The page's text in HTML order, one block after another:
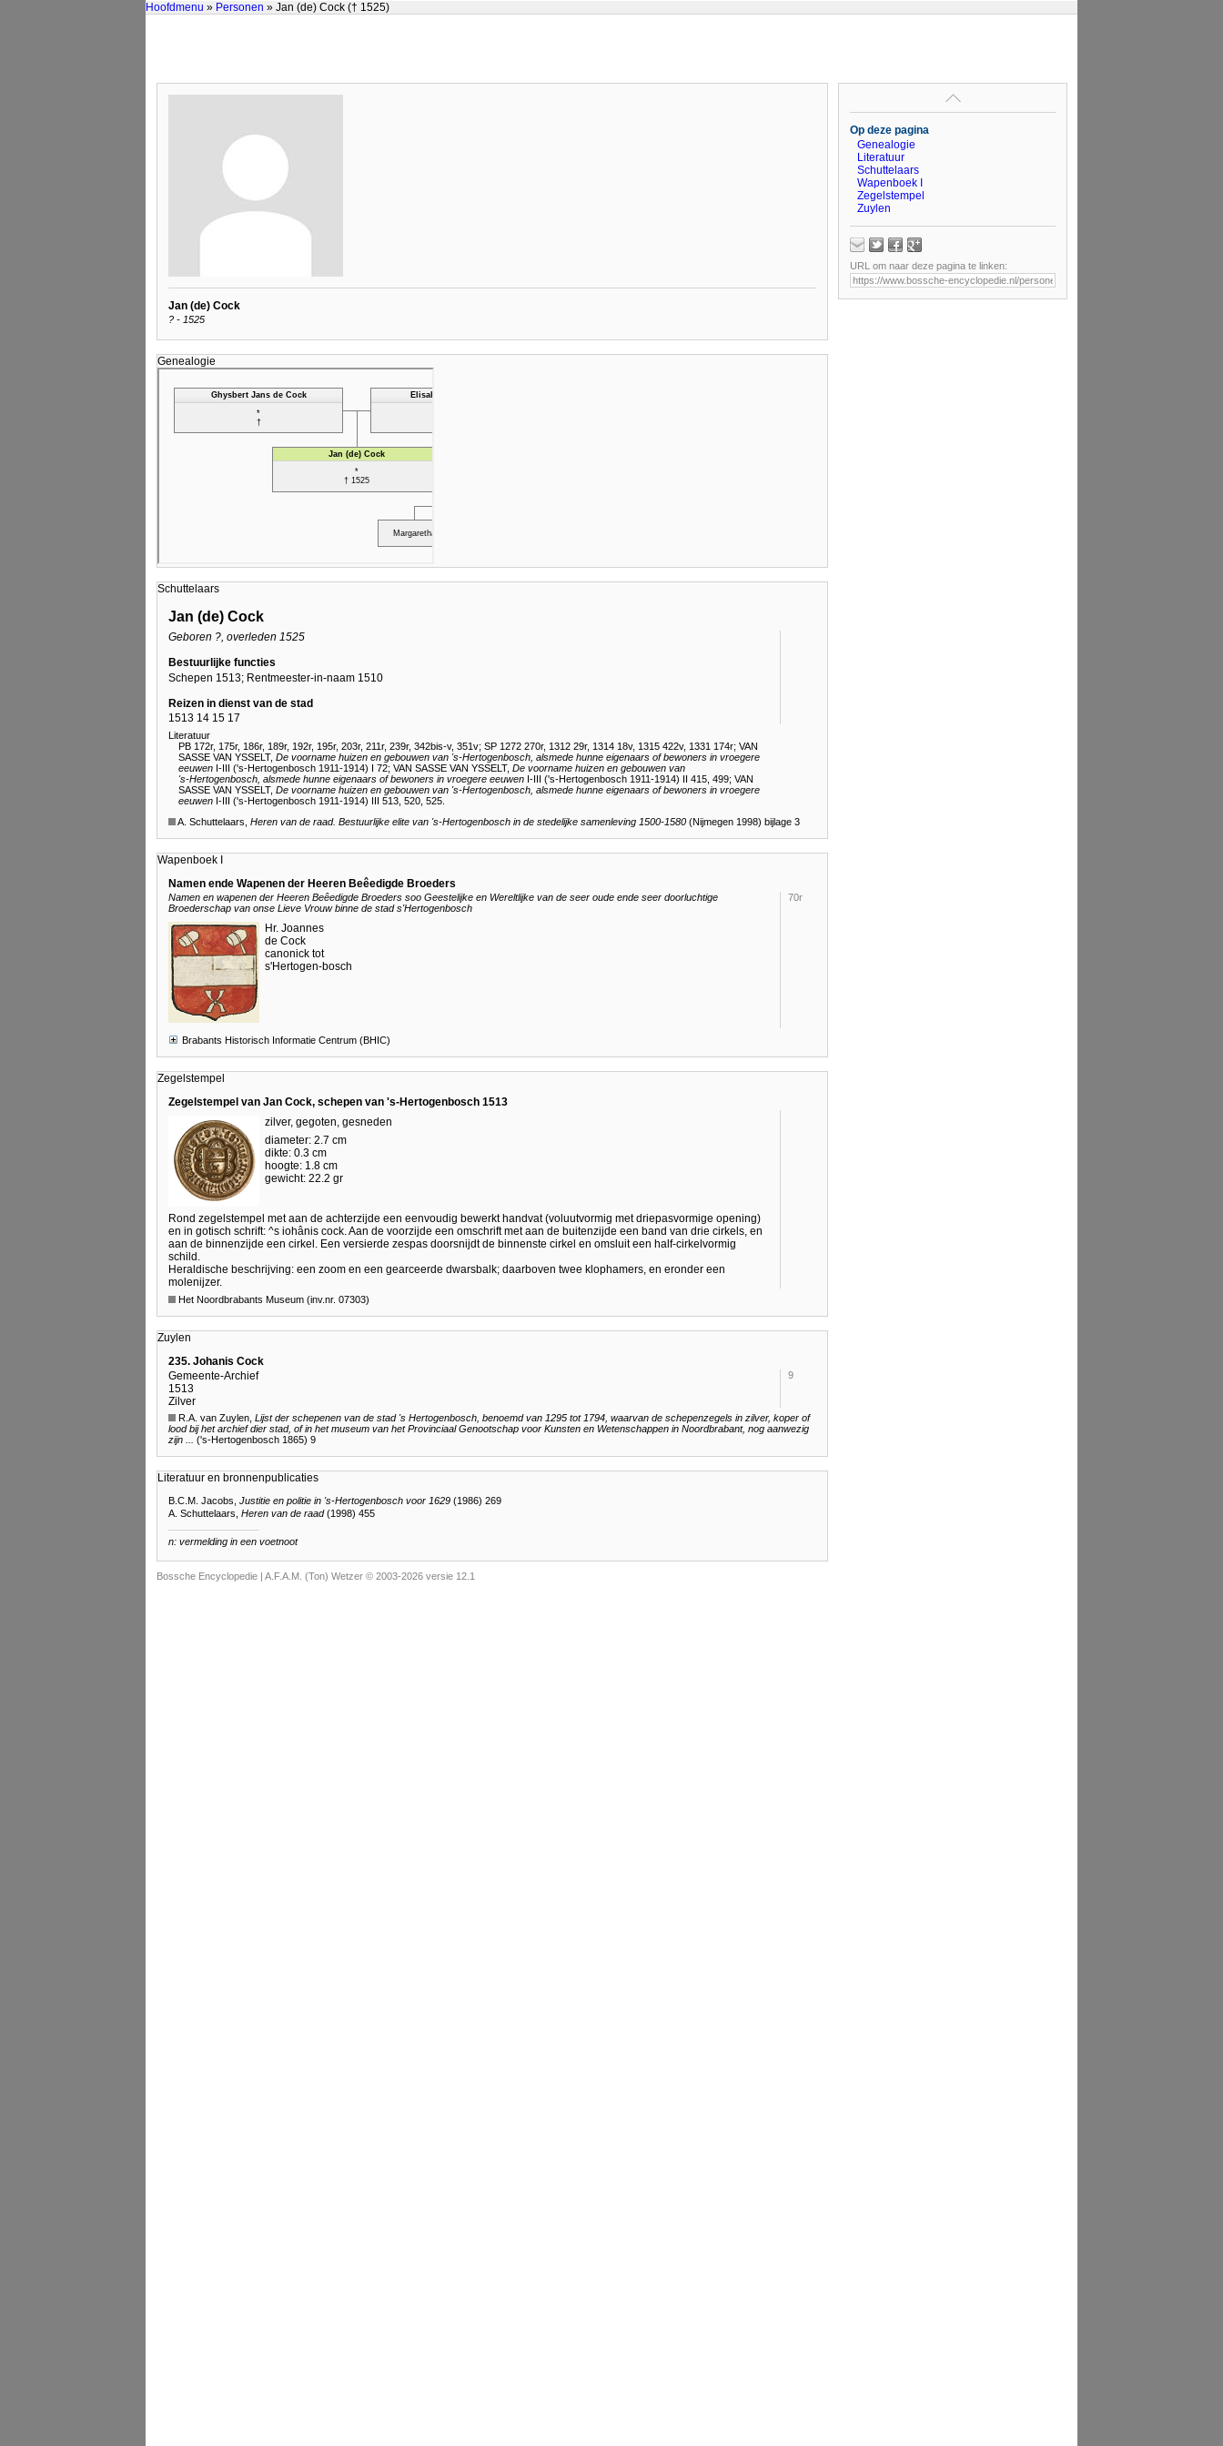
Hoofdmenu » Personen » Jan (de) Cock († 1525)
Jan (de) Cock
? - 1525
Genealogie
Schuttelaars
Jan (de) Cock
Geboren ?, overleden 1525
Bestuurlijke functies
Schepen 1513; Rentmeester-in-naam 1510
Reizen in dienst van de stad
1513 14 15 17
Literatuur
PB 172r, 175r, 186r, 189r, 192r, 195r, 203r, 211r, 239r, 342bis-v, 351v; SP 1272 270r, 1312 29r, 1314 18v, 1315 422v, 1331 174r; VAN
SASSE VAN YSSELT, De voorname huizen en gebouwen van 's-Hertogenbosch , alsmede hunne eigenaars of bewoners in vroegere
eeuwen I-III ('s-Hertogenbosch 1911-1914) I 72; VAN SASSE VAN YSSELT, De voorname huizen en gebouwen van
's-Hertogenbosch , alsmede hunne eigenaars of bewoners in vroegere eeuwen I-III ('s-Hertogenbosch 1911-1914) II 415, 499; VAN
SASSE VAN YSSELT, De voorname huizen en gebouwen van 's-Hertogenbosch , alsmede hunne eigenaars of bewoners in vroegere
eeuwen I-III ('s-Hertogenbosch 1911-1914) III 513, 520, 525
A. Schuttelaars, Heren van de raad. Bestuurlijke elite van 's-Hertogenbosch in de stedelijke samenleving 1500-1580 (Nijmegen 1998) bijlage 3
Wapenboek I
Namen ende Wapenen der Heeren Beêedigde Broeders
Namen en wapenen der Heeren Beêedigde Broeders soo Geestelijke en Wereltlijke van de seer oude ende seer doorluchtige
Broederschap van onse Lieve Vrouw binne de stad s'Hertogenbosch
Hr. Joannes
de Cock
canonick tot
s'Hertogen-bosch
70r
Brabants Historisch Informatie Centrum (BHIC)
Zegelstempel
Zegelstempel van Jan Cock, schepen van 's-Hertogenbosch 1513
zilver, gegoten, gesneden
diameter: 2.7 cm
dikte: 0.3 cm
hoogte: 1.8 cm
gewicht: 22.2 gr
Rond zegelstempel met aan de achterzijde een eenvoudig bewerkt handvat (voluutvormig met driepasvormige opening)
en in gotisch schrift: ^s iohânis cock. Aan de voorzijde een omschrift met aan de buitenzijde een band van drie cirkels, en
aan de binnenzijde een cirkel. Een versierde zespas doorsnijdt de binnenste cirkel en omsluit een half-cirkelvormig
schild.
Heraldische beschrijving: een zoom en een gearceerde dwarsbalk; daarboven twee klophamers, en eronder een
molenijzer.
Het Noordbrabants Museum (inv.nr. 07303)
Zuylen
235. Johanis Cock
Gemeente-Archief
1513
Zilver
9
R.A. van Zuylen, Lijst der schepenen van de stad 's Hertogenbosch, benoemd van 1295 tot 1794, waarvan de schepenzegels in zilver, koper of
lood bij het archief dier stad, of in het museum van het Provinciaal Genootschap voor Kunsten en Wetenschappen in Noordbrabant, nog aanwezig
zijn ... ('s-Hertogenbosch 1865) 9
Literatuur en bronnenpublicaties
B.C.M. Jacobs, Justitie en politie in 's-Hertogenbosch voor 1629 (1986) 269
A. Schuttelaars, Heren van de raad(1998) 455
n: vermelding in een voetnoot
Op deze pagina
Genealogie
Literatuur
Schuttelaars
Wapenboek I
Zegelstempel
Zuylen
URL om naar deze pagina te linken:
Bossche Encyclopedie | A.F.A.M. (Ton) Wetzer © 2003-2026 versie 12.1